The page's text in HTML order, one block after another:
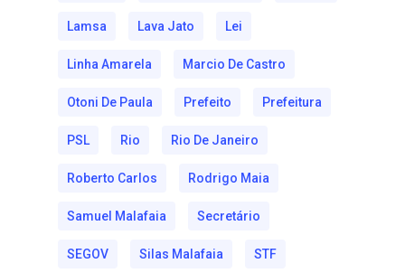
Lamsa Lava Jato Lei
Linha Amarela Marcio De Castro
Otoni De Paula Prefeito Prefeitura
PSL Rio Rio De Janeiro
Roberto Carlos Rodrigo Maia
Samuel Malafaia Secretário
SEGOV Silas Malafaia STF